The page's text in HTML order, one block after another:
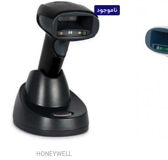
ناموجود
HONEYWELL